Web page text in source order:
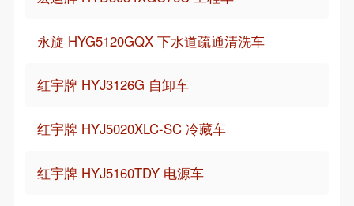
永旋 HYG5120GQX 下水道疏通清洗车
红宇牌 HYJ3126G 自卸车
红宇牌 HYJ5020XLC-SC 冷藏车
红宇牌 HYJ5160TDY 电源车